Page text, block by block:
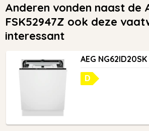
Anderen vonden naast de
FSK52947Z ook deze
interessant
AEG NG62ID20SK
D